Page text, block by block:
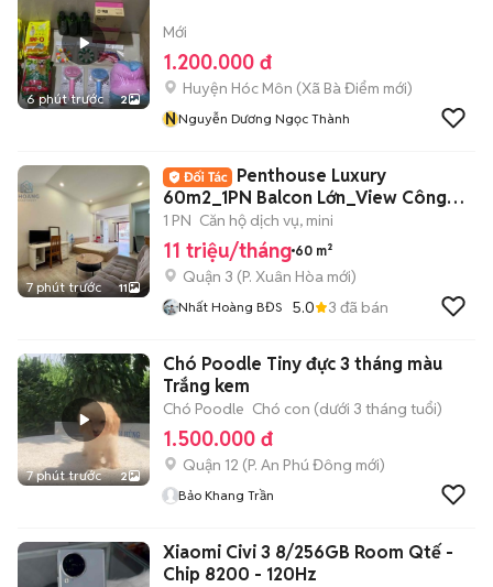
6 phút trước 2
Mới
1.200.000 đ
Huyện Hóc Môn (Xã Bà Điểm mới)
NNguyễn Dương Ngọc Thành
7 phút trước 11
Penthouse Luxury
60m2_1PN Balcon Lớn_View Công
Viên Ngay Võ Thị Sáu
1 PN Căn hộ dịch vụ, mini
11 triệu/tháng 60 m²
Quận 3 (P. Xuân Hòa mới)
Nhất Hoàng BĐS 5.0 3 đã bán
7 phút trước 2
Chó Poodle Tiny đực 3 tháng màu
Trắng kem
Chó Poodle Chó con (dưới 3 tháng tuổi)
1.500.000 đ
Quận 12 (P. An Phú Đông mới)
Bảo Khang Trần
Xiaomi Civi 3 8/256GB Room Qtế -
Chip 8200 - 120Hz